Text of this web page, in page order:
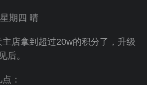
期四 晴
店拿到超过20w的积分了，升级
后。
：